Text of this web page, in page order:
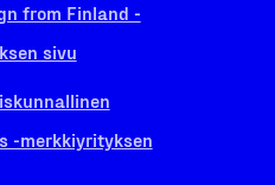
from Finland -
sivu
-merkkiyrityksen